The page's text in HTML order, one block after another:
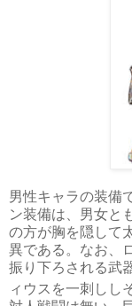
男性キャラの装備
ン装備は、男女と
の方が胸を隠して
異である。なお、
振り下ろされる武
ィウスを一刺しし